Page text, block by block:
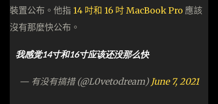
裝置公布。他指 14 吋和 16 吋 MacBook Pro 應該
沒有那麼快公布。
我感觉14寸和16寸应该还没那么快
— 有没有搞措 (@L0vetodream) June 7, 2021